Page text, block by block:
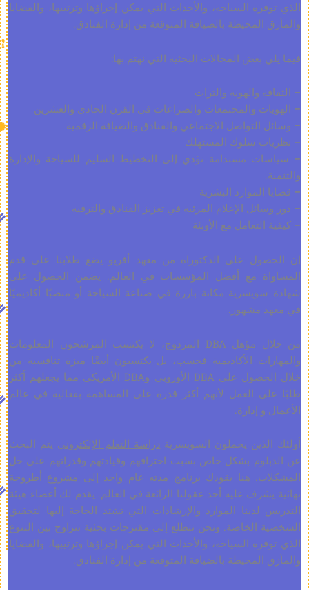
السياحة، والأحداث التي يمكن إجراؤها وترتيبها، والقضايا
المحيطة بالضيافة المتوقعة من إدارة الفنادق.
بعض المجالات البحثية التي نهتم بها:
والهوية والتراث
والمجتمعات والصراعات في القرن الحادي والعشرين
الاجتماعي والفنادق والضيافة الرقمية
سلوك المستهلك
مستدامة تؤدي إلى التخطيط السليم للسياحة والإدارة
البشرية
الإعلام المرئية في تعزيز الفنادق والترفيه
مع الأوبئة
على الدكتوراه من معهد أفريو يضع طلابنا على قدم
مع أفضل المؤسسات في العالم. يضمن الحصول على
مكانة بارزة في صناعة السياحة أو منصبًا أكاديميًا
مشهور.
من خلال مؤهل DBA المزدوج، لا يكتسب المرشحون المعلومات
الأكاديمية فحسب، بل يكتسبون أيضًا ميزة تنافسية من
خلال الحصول على DBA الأوروبي وDBA الأمريكي مما يجعلهم أكثر
العمل لأنهم أكثر قدرة على المساهمة بفعالية في عالم
إدارة.
يحملون السويسريةدراسة التعلم الإلكترونييتم البحث
بشكل خاص بسبب احترافهم وقيادتهم وقدراتهم على حل
هنا يقودك برنامج مدته عام واحد إلى مشروع أطروحة
عليه أحد عقولنا الرائعة في العالم. يقدم لك أعضاء هيئة
لدينا الموارد والإرشادات التي تشتد الحاجة إليها لتحقيق
الخاصة. ونحن نتطلع إلى مقترحات بحثية تتراوح بين التنوع
السياحة، والأحداث التي يمكن إجراؤها وترتيبها، والقضايا
المحيطة بالضيافة المتوقعة من إدارة الفنادق.
متاح
الدراسية:
الفنادق
والضيافة
المزدوجة:
الجائزة
الثانية:
الدرجة
جامعة
أزتيكا
عدد
نقاط
رسوم
إضافية:
نعم،
ابحث
عن
قسم
الرسوم